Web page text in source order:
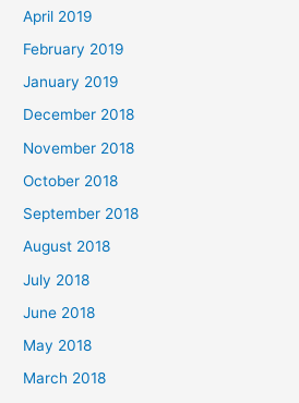
April 2019
February 2019
January 2019
December 2018
November 2018
October 2018
September 2018
August 2018
July 2018
June 2018
May 2018
March 2018